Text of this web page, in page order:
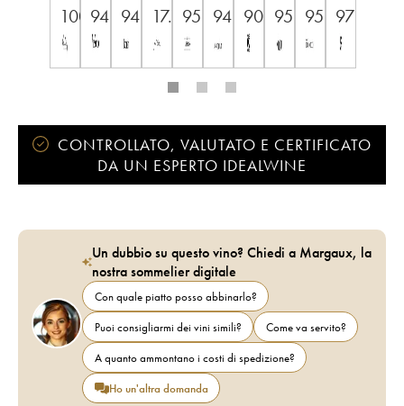
100 94 94 17.5 95 94 90 95 95 97
CONTROLLATO, VALUTATO E CERTIFICATO
DA UN ESPERTO IDEALWINE
Un dubbio su questo vino? Chiedi a Margaux, la
nostra sommelier digitale
Con quale piatto posso abbinarlo?
Puoi consigliarmi dei vini simili?
Come va servito?
A quanto ammontano i costi di spedizione?
Ho un'altra domanda